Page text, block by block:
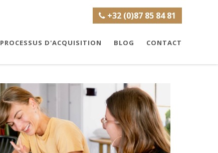
+32 (0)87 85 84 81
PROCESSUS D'ACQUISITION BLOG CONTACT